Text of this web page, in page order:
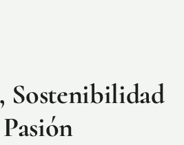
Sostenibilidad